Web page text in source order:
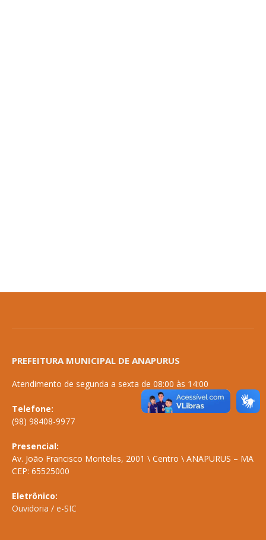
PREFEITURA MUNICIPAL DE ANAPURUS
Atendimento de segunda a sexta de 08:00 às 14:00
Telefone:
(98) 98408-9977
Presencial:
Av. João Francisco Monteles, 2001 \ Centro \ ANAPURUS – MA
CEP: 65525000
Eletrônico:
Ouvidoria / e-SIC